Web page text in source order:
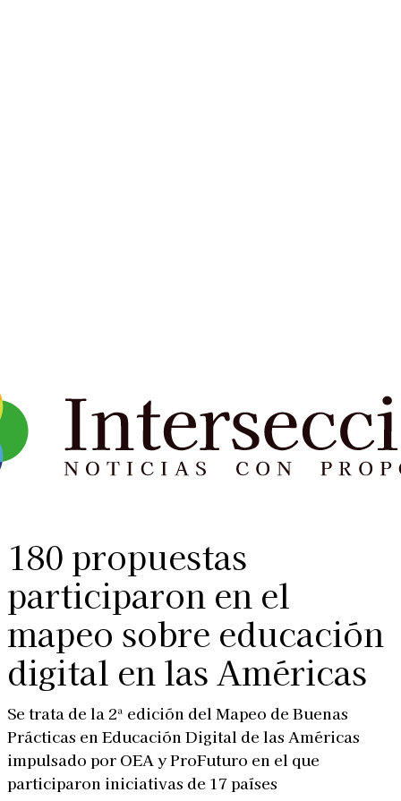
180 propuestas
participaron en el
mapeo sobre educación
digital en las Américas
Se trata de la 2ª edición del Mapeo de Buenas
Prácticas en Educación Digital de las Américas
impulsado por OEA y ProFuturo en el que
participaron iniciativas de 17 países